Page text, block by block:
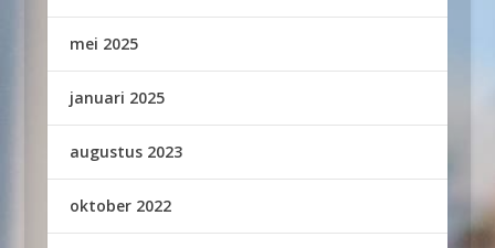
mei 2025
januari 2025
augustus 2023
oktober 2022